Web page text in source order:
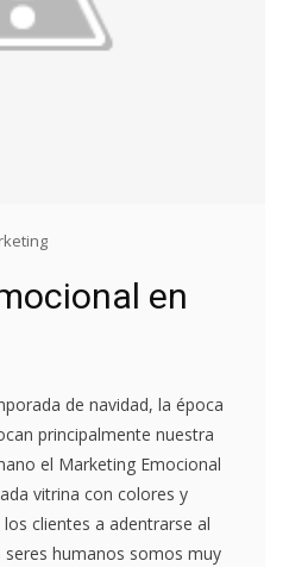
en
de navidad, la época
principalmente nuestra
el Marketing Emocional
vitrina con colores y
clientes a adentrarse al
humanos somos muy